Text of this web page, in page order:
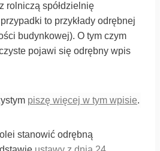
rolniczą spółdzielnię
to przykłady odrębnej
budynkowej). O tym czym
pojawi się odrębny wpis
piszę więcej w tym wpisie.
stanowić odrębną